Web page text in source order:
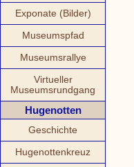
Exponate (Bilder)
Museumspfad
Museumsrallye
Virtueller
Museumsrundgang
Hugenotten
Geschichte
Hugenottenkreuz